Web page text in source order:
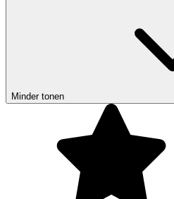
Minder tonen